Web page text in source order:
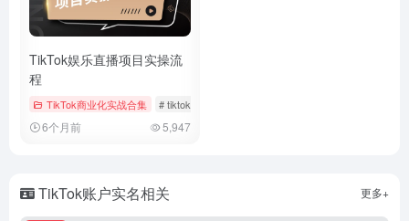
TikTok娱乐直播项目实操流
程
TikTok商业化实战合集 # tiktok
6个月前 5,947
TikTok账户实名相关 更多+